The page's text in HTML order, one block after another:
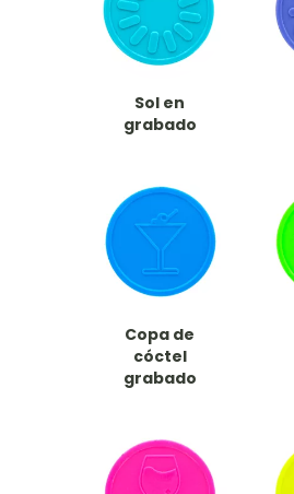
Sol en
grabado
Copa de
cóctel
grabado